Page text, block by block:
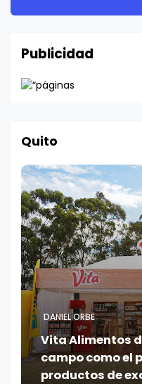
Publicidad
Quito
DANIEL ORBE
Vita Alimentos
campo como el
productos de